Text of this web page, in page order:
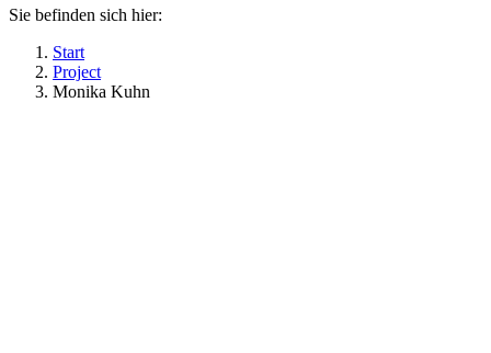
Sie befinden sich hier:
Start
Project
Monika Kuhn